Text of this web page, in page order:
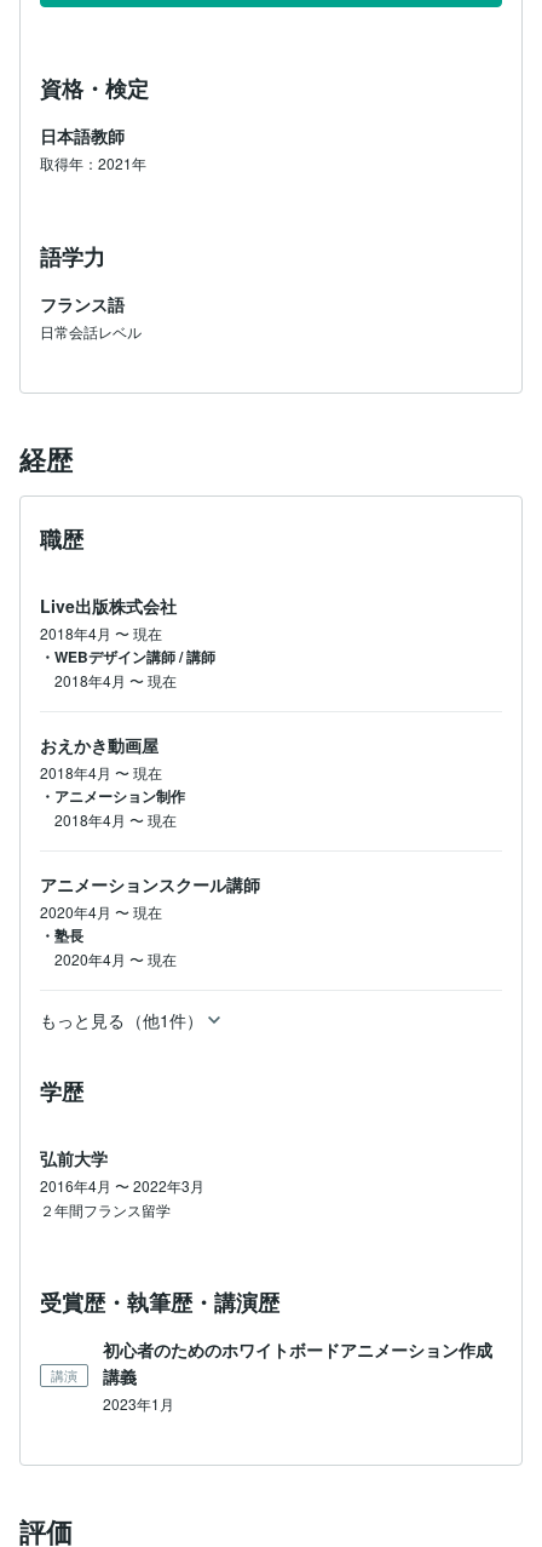
資格・検定
日本語教師
取得年：2021年
語学力
フランス語
日常会話レベル
経歴
職歴
Live出版株式会社
2018年4月 〜現在
・WEBデザイン講師 / 講師
2018年4月 〜現在
おえかき動画屋
2018年4月 〜現在
・アニメーション制作
2018年4月 〜現在
アニメーションスクール講師
2020年4月 〜現在
・塾長
2020年4月 〜現在
もっと見る（他1件）
学歴
弘前大学
2016年4月 〜 2022年3月
２年間フランス留学
受賞歴・執筆歴・講演歴
講演
初心者のためのホワイトボードアニメーション作成
講義
2023年1月
評価